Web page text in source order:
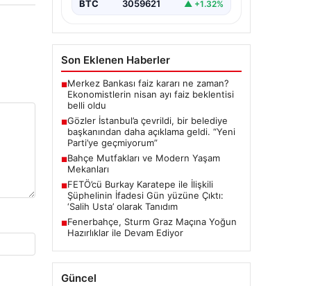
BTC 3059621 ▲ +1.32%
Son Eklenen Haberler
■Merkez Bankası faiz kararı ne zaman?
Ekonomistlerin nisan ayı faiz beklentisi
belli oldu
■Gözler İstanbul’a çevrildi, bir belediye
başkanından daha açıklama geldi. “Yeni
Parti’ye geçmiyorum”
■Bahçe Mutfakları ve Modern Yaşam
Mekanları
■FETÖ’cü Burkay Karatepe ile İlişkili
Şüphelinin İfadesi Gün yüzüne Çıktı:
‘Salih Usta’ olarak Tanıdım
■Fenerbahçe, Sturm Graz Maçına Yoğun
Hazırlıklar ile Devam Ediyor
Güncel